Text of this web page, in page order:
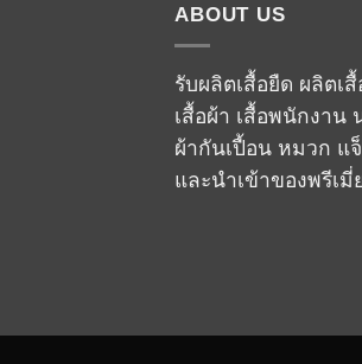
ABOUT US
รับผลิตเสื้อยืด ผลิตเ
เสื้อผ้า เสื้อพนักงาน
ผ้ากันเปื้อน หมวก แ
และนำเข้าของพรีเมี่